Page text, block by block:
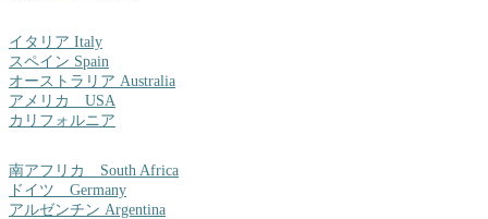
イタリア Italy
スペイン Spain
オーストラリア Australia
アメリカ USA
カリフォルニア
南アフリカ South Africa
ドイツ Germany
アルゼンチン Argentina